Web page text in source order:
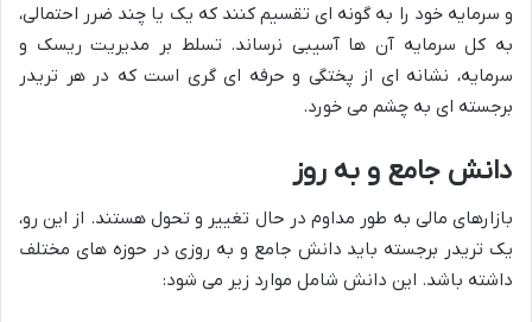
و سرمایه خود را به گونه ای تقسیم کنند که یک یا چند ضرر احتمالی،
به کل سرمایه آن ها آسیبی نرساند. تسلط بر مدیریت ریسک و
سرمایه، نشانه ای از پختگی و حرفه ای گری است که در هر تریدر
برجسته ای به چشم می خورد.
دانش جامع و به روز
بازارهای مالی به طور مداوم در حال تغییر و تحول هستند. از این رو،
یک تریدر برجسته باید دانش جامع و به روزی در حوزه های مختلف
داشته باشد. این دانش شامل موارد زیر می شود: